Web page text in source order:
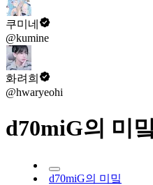
쿠미네
@kumine
화려희
@hwaryeohi
d70miG의 미밐
d70miG의 미밐